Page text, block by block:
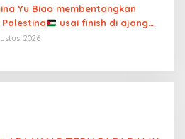
Yu Biao membentangkan
usai finish di ajang
Blanc sambil menutup mulut
2026